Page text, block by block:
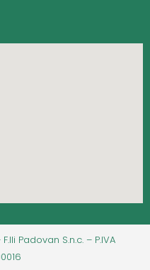
Padovan S.n.c. – P.IVA